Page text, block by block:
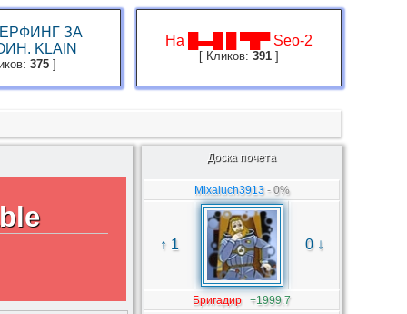
ЗА
KLAIN
375 ]
На █▬█ █ ▀█▀ Seo-2
[ Кликов: 391 ]
Доска почета
Mixaluch3913- 0%
↑ 1 0 ↓
Бригадир +1999.7